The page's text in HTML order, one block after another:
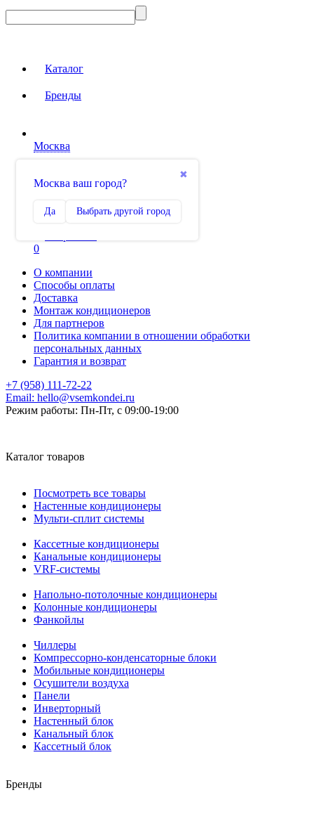
Каталог
Бренды
Москва
✖
Москва ваш город?
Да Выбрать другой город
Сравнение
0
О компании
Способы оплаты
Доставка
Монтаж кондиционеров
Для партнеров
Политика компании в отношении обработки
персональных данных
Гарантия и возврат
+7 (958) 111-72-22
Email: hello@vsemkondei.ru
Режим работы: Пн-Пт, с 09:00-19:00
Каталог товаров
Посмотреть все товары
Настенные кондиционеры
Мульти-сплит системы
Кассетные кондиционеры
Канальные кондиционеры
VRF-системы
Напольно-потолочные кондиционеры
Колонные кондиционеры
Фанкойлы
Чиллеры
Компрессорно-конденсаторные блоки
Мобильные кондиционеры
Осушители воздуха
Панели
Инверторный
Настенный блок
Канальный блок
Кассетный блок
Бренды